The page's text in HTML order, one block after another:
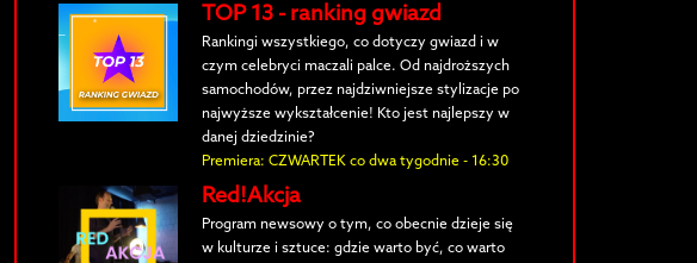
TOP 13 - ranking gwiazd
Rankingi wszystkiego, co dotyczy gwiazd i w
czym celebryci maczali palce. Od najdroższych
samochodów, przez najdziwniejsze stylizacje po
najwyższe wykształcenie! Kto jest najlepszy w
danej dziedzinie?
Premiera: CZWARTEK co dwa tygodnie - 16:30
Red!Akcja
Program newsowy o tym, co obecnie dzieje się
w kulturze i sztuce: gdzie warto być, co warto